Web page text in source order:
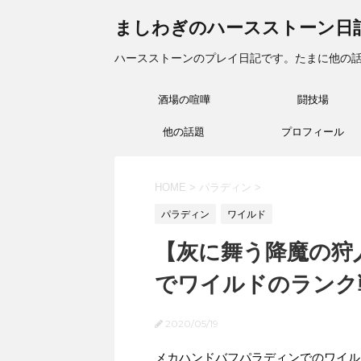
ましわぎのハースストーン日
ハースストーンのプレイ日記です。たまに他の
酒場の喧嘩 闘技場
他の話題 プロフィール
HOME > パラディン >
パラディン ワイルド
【灰に舞う降魔の
でワイルドのラン
2020/05/19
メカハンドバフパラディンでのワイ